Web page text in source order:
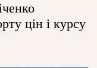
цін і курсу